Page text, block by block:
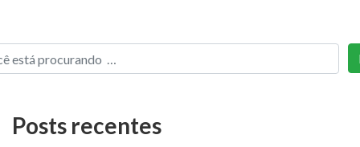
Posts recentes